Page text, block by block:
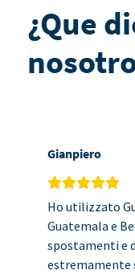
¿Que
Gianpiero
Ho utilizzato
Guatemala e
spostamenti e
estremamente